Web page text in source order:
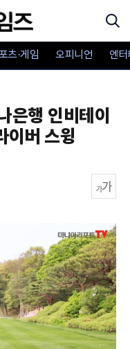
츠·게임 오피니언 엔
은행 인비테이
이버 스윙